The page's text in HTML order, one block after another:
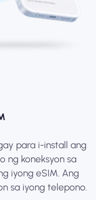
para i-install ang
ng koneksyon sa
iyong eSIM. Ang
sa iyong telepono.